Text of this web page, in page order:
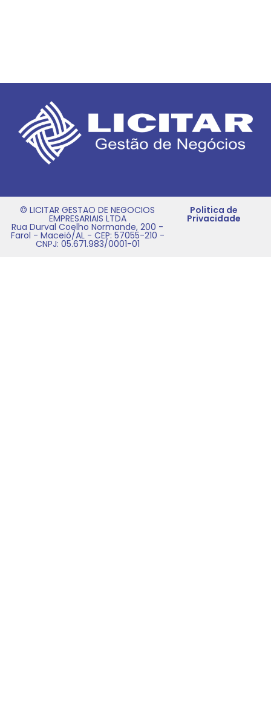
© LICITAR GESTAO DE NEGOCIOS
EMPRESARIAIS LTDA
Rua Durval Coelho Normande, 200 -
Farol - Maceió/AL - CEP: 57055-210 -
CNPJ: 05.671.983/0001-01
Politica de
Privacidade